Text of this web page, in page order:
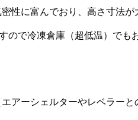
性に富んでおり、高さ寸法が
ので冷凍倉庫（超低温）でも
アーシェルターやレベラーと